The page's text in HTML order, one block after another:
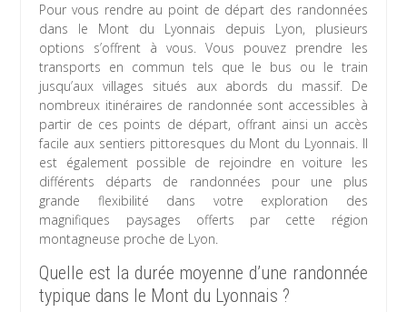
Pour vous rendre au point de départ des randonnées
dans le Mont du Lyonnais depuis Lyon, plusieurs
options s’offrent à vous. Vous pouvez prendre les
transports en commun tels que le bus ou le train
jusqu’aux villages situés aux abords du massif. De
nombreux itinéraires de randonnée sont accessibles à
partir de ces points de départ, offrant ainsi un accès
facile aux sentiers pittoresques du Mont du Lyonnais. Il
est également possible de rejoindre en voiture les
différents départs de randonnées pour une plus
grande flexibilité dans votre exploration des
magnifiques paysages offerts par cette région
montagneuse proche de Lyon.
Quelle est la durée moyenne d’une randonnée
typique dans le Mont du Lyonnais ?